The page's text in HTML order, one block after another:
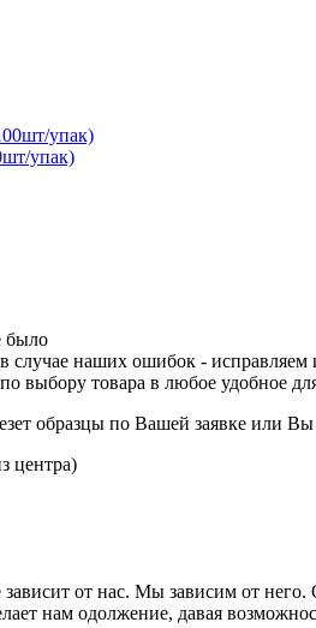
упак)
было
случае наших ошибок - исправляем
выбору товара в любое удобное
образцы по Вашей заявке или
центра)
от нас. Мы зависим от
нам одолжение, давая